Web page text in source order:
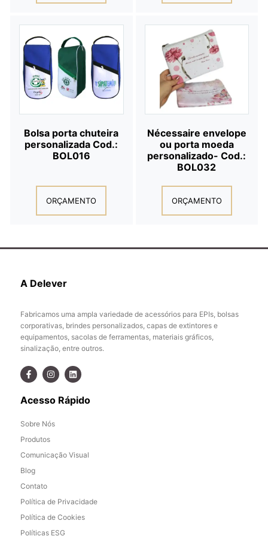
Bolsa porta chuteira
personalizada Cod.:
BOL016
ORÇAMENTO
Nécessaire envelope
ou porta moeda
personalizado- Cod.:
BOL032
ORÇAMENTO
A Delever
Fabricamos uma ampla variedade de acessórios para EPIs, bolsas
corporativas, brindes personalizados, capas de extintores e
equipamentos, sacolas de ferramentas, materiais gráficos,
sinalização, entre outros.
Acesso Rápido
Sobre Nós
Produtos
Comunicação Visual
Blog
Contato
Política de Privacidade
Política de Cookies
Políticas ESG